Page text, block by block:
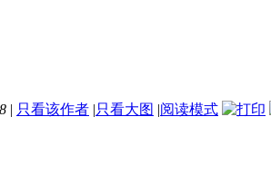
| 只看该作者 |只看大图 |阅读模式